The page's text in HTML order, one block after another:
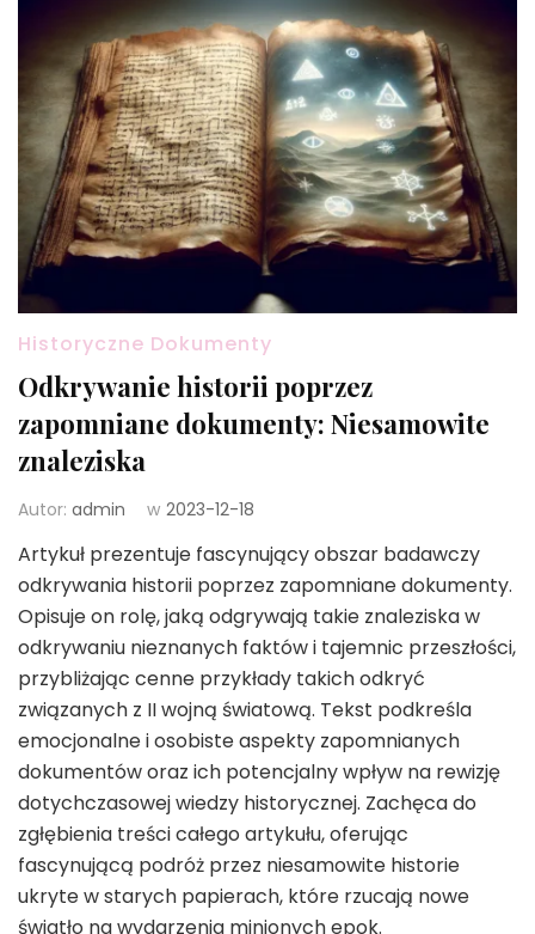
Historyczne Dokumenty
Odkrywanie historii poprzez
zapomniane dokumenty: Niesamowite
znaleziska
Autor: admin w 2023-12-18
Artykuł prezentuje fascynujący obszar badawczy
odkrywania historii poprzez zapomniane dokumenty.
Opisuje on rolę, jaką odgrywają takie znaleziska w
odkrywaniu nieznanych faktów i tajemnic przeszłości,
przybliżając cenne przykłady takich odkryć
związanych z II wojną światową. Tekst podkreśla
emocjonalne i osobiste aspekty zapomnianych
dokumentów oraz ich potencjalny wpływ na rewizję
dotychczasowej wiedzy historycznej. Zachęca do
zgłębienia treści całego artykułu, oferując
fascynującą podróż przez niesamowite historie
ukryte w starych papierach, które rzucają nowe
światło na wydarzenia minionych epok.